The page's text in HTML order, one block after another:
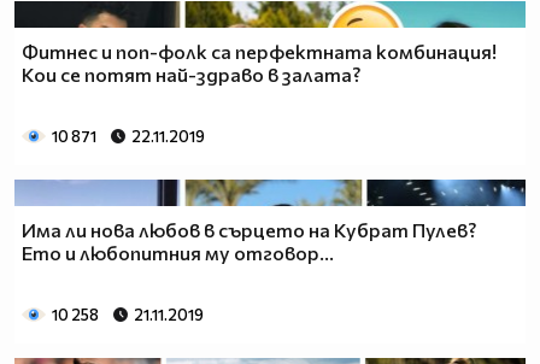
Фитнес и поп-фолк са перфектната комбинация!
Кои се потят най-здраво в залата?
10 871 22.11.2019
Има ли нова любов в сърцето на Кубрат Пулев?
Ето и любопитния му отговор...
10 258 21.11.2019